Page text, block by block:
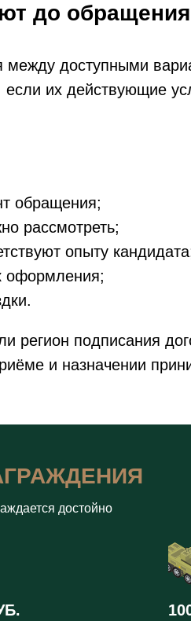
до
между доступными
если их действующие
обращения;
рассмотреть;
опыту
оформления;
регион подписания
и назначении
достойно